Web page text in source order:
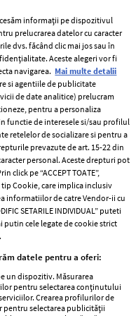
si conditii
de
de cookies
informații pe dispozitivul
prelucrarea datelor cu caracter
dvs. făcând clic mai jos sau în
Aceste alegeri vor fi
navigarea. Mai multe detalii
si agentiile de publicitate
de date analitice) prelucram
pentru a personaliza
functie de interesele si/sau profilul
retelelor de socializare si pentru a
prevazute de art. 15-22 din
personal. Aceste drepturi pot
click pe “ACCEPT TOATE”,
Cookie, care implica inclusiv
informatiilor de catre Vendor-ii cu
SETARILE INDIVIDUAL” puteti
cele legate de cookie strict
datele pentru a oferi:
un dispozitiv. Măsurarea
pentru selectarea conținutului
Crearea profilurilor de
selectarea publicității